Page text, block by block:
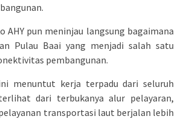
AHY pun meninjau langsung bagaimana
Pulau Baai yang menjadi salah satu
pembangunan.
menuntut kerja terpadu dari seluruh
dari terbukanya alur pelayaran,
transportasi laut berjalan lebih